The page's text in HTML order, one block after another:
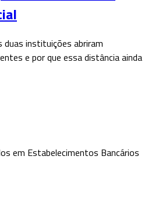
instituições abriram
e por que essa distância ainda